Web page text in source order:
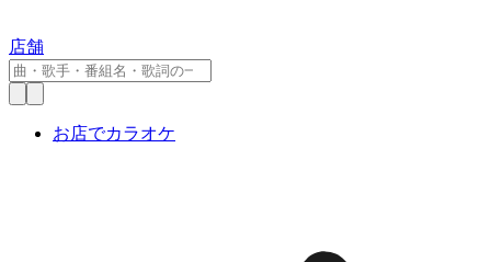
店舗
お店でカラオケ